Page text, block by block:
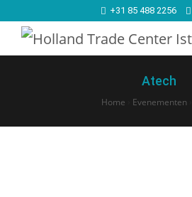
+31 85 488 2256
Atech
Home Evenementen›